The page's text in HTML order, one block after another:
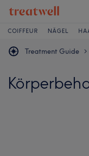
COIFFEUR NÄGEL
Treatment Guide >